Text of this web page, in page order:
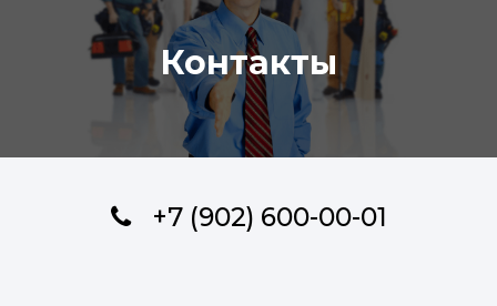
Контакты
+7 (902) 600-00-01